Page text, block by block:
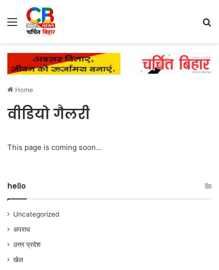
Menu
Home
वीडियो गैलरी
This page is coming soon…
hello
Uncategorized
अपराध
उत्तर प्रदेश
खेल